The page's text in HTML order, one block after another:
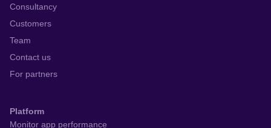
Consultancy
Customers
Team
Contact us
For partners
Platform
Monitor app performance